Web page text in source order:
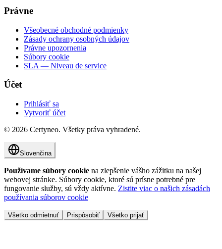
Právne
Všeobecné obchodné podmienky
Zásady ochrany osobných údajov
Právne upozornenia
Súbory cookie
SLA — Niveau de service
Účet
Prihlásiť sa
Vytvoriť účet
© 2026 Certyneo. Všetky práva vyhradené.
Slovenčina
Používame súbory cookie na zlepšenie vášho zážitku na našej
webovej stránke. Súbory cookie, ktoré sú prísne potrebné pre
fungovanie služby, sú vždy aktívne. Zistite viac o našich zásadách
používania súborov cookie
Všetko odmietnuť Prispôsobiť Všetko prijať